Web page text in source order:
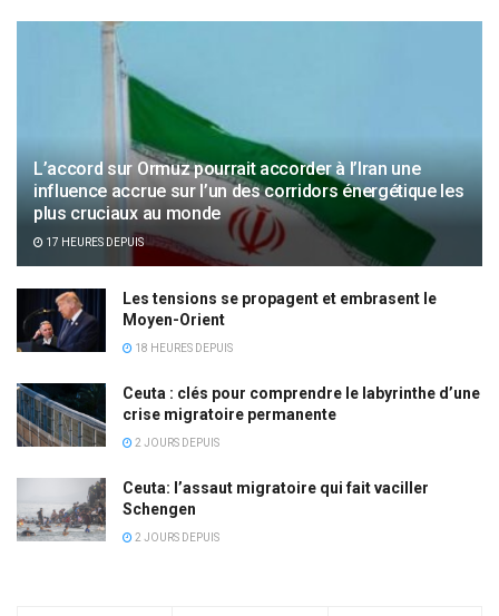
L’accord sur Ormuz pourrait accorder à l’Iran une
influence accrue sur l’un des corridors énergétique les
plus cruciaux au monde
17 HEURES DEPUIS
Les tensions se propagent et embrasent le
Moyen-Orient
18 HEURES DEPUIS
Ceuta : clés pour comprendre le labyrinthe d’une
crise migratoire permanente
2 JOURS DEPUIS
Ceuta: l’assaut migratoire qui fait vaciller
Schengen
2 JOURS DEPUIS